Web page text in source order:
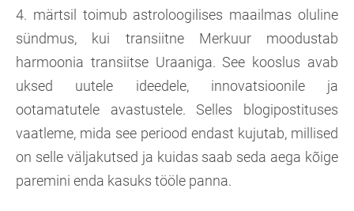
4. märtsil toimub astroloogilises maailmas oluline
sündmus, kui transiitne Merkuur moodustab
harmoonia transiitse Uraaniga. See kooslus avab
uksed uutele ideedele, innovatsioonile ja
ootamatutele avastustele. Selles blogipostituses
vaatleme, mida see periood endast kujutab, millised
on selle väljakutsed ja kuidas saab seda aega kõige
paremini enda kasuks tööle panna.